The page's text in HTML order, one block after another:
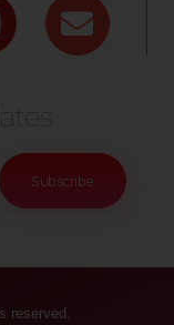
reserved.